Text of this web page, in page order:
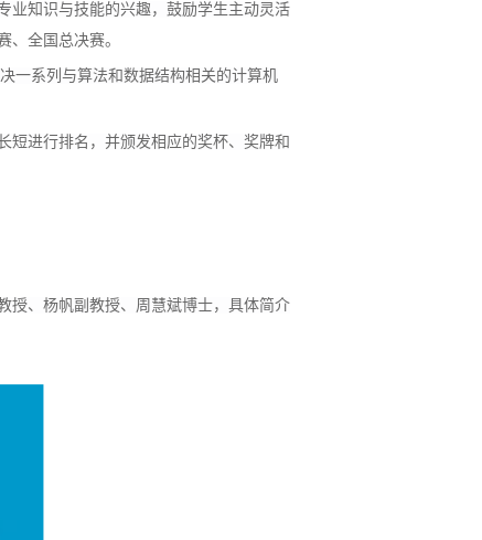
业知识与技能的兴趣，鼓励学生主动灵活
、全国总决赛。
一系列与算法和数据结构相关的计算机
短进行排名，并颁发相应的奖杯、奖牌和
授、杨帆副教授、周慧斌博士，具体简介